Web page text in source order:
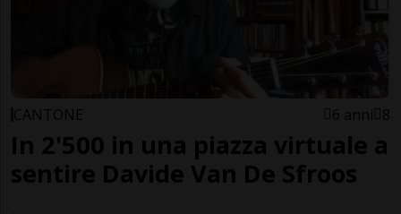
CANTONE 6 anni 8
In 2'500 in una piazza virtuale a
sentire Davide Van De Sfroos